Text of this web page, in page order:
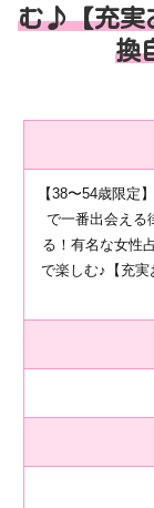
む♪【充実
換
【38〜54歳限定
で一番出会える
る！有名な女性
で楽しむ♪【充